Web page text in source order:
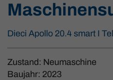
Dieci Apollo 20.4 smart I
Zustand: Neumaschine
Baujahr: 2023